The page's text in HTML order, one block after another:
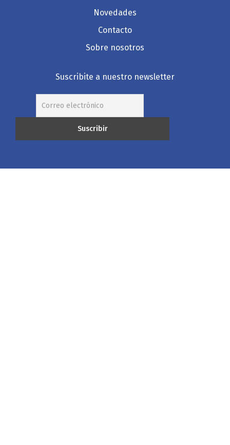
Novedades
Contacto
Sobre nosotros
Suscribite a nuestro newsletter